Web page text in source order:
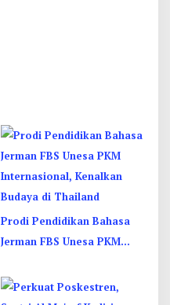
Prodi Pendidikan Bahasa
Jerman FBS Unesa PKM
Budaya di Thailand